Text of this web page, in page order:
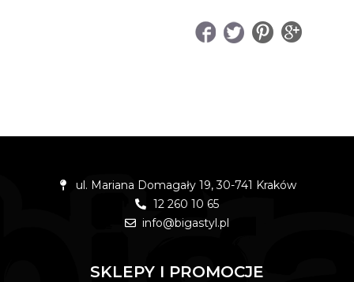
ul. Mariana Domagały 19, 30-741 Kraków
12 260 10 65
info@bigastyl.pl
SKLEPY I PROMOCJE